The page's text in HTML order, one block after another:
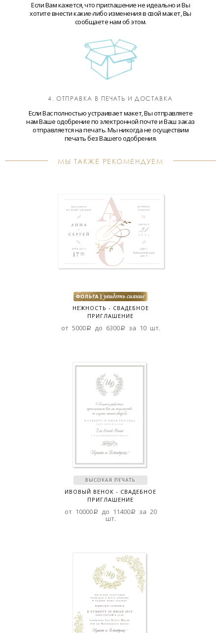
Если Вам кажется, что приглашение не идеально и Вы
хотите внести какие-либо изменения в свой макет, Вы
сообщаете нам об этом.
4. ОТПРАВКА В ПЕЧАТЬ И ДОСТАВКА
Если Вас полностью устраивает макет, Вы отправляете
нам Ваше одобрение по электронной почте и Ваш заказ
отправляется на печать. Мы никогда не осуществим
печать без Вашего одобрения.
МЫ ТАКЖЕ РЕКОМЕНДУЕМ
НЕЖНОСТЬ - СВАДЕБНОЕ
ПРИГЛАШЕНИЕ
от 5000a до 6300a за 10 шт.
ИВОВЫЙ ВЕНОК - СВАДЕБНОЕ
ПРИГЛАШЕНИЕ
от 10000a до 11400a за 20
шт.